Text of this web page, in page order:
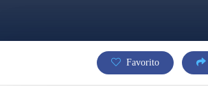
Favorito